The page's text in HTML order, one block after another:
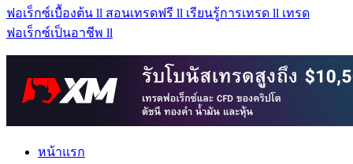
ฟอเร็กซ์เบื้องต้น ll สอนเทรดฟรี ll เรียนรู้การเทรด ll เทรด
ฟอเร็กซ์เป็นอาชีพ ll
หน้าแรก